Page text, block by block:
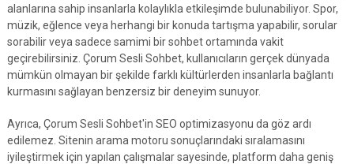
alanlarına sahip insanlarla kolaylıkla etkileşimde bulunabiliyor. Spor,
müzik, eğlence veya herhangi bir konuda tartışma yapabilir, sorular
sorabilir veya sadece samimi bir sohbet ortamında vakit
geçirebilirsiniz. Çorum Sesli Sohbet, kullanıcıların gerçek dünyada
mümkün olmayan bir şekilde farklı kültürlerden insanlarla bağlantı
kurmasını sağlayan benzersiz bir deneyim sunuyor.
Ayrıca, Çorum Sesli Sohbet'in SEO optimizasyonu da göz ardı
edilemez. Sitenin arama motoru sonuçlarındaki sıralamasını
iyileştirmek için yapılan çalışmalar sayesinde, platform daha geniş